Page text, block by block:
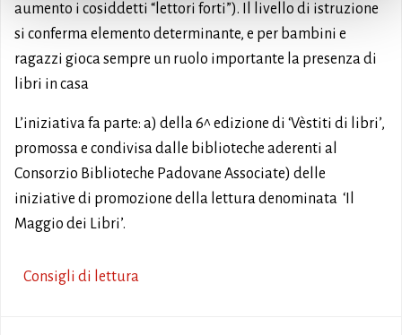
aumento i cosiddetti “lettori forti”). Il livello di istruzione
si conferma elemento determinante, e per bambini e
ragazzi gioca sempre un ruolo importante la presenza di
libri in casa
L’iniziativa fa parte: a) della 6^ edizione di ‘Vèstiti di libri’,
promossa e condivisa dalle biblioteche aderenti al
Consorzio Biblioteche Padovane Associate) delle
iniziative di promozione della lettura denominata ‘Il
Maggio dei Libri’.
Consigli di lettura